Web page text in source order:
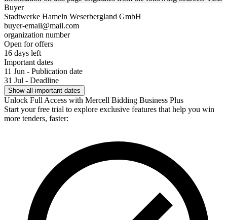
Buyer
Stadtwerke Hameln Weserbergland GmbH
buyer-email@mail.com
organization number
Open for offers
16 days left
Important dates
11 Jun - Publication date
31 Jul - Deadline
Show all important dates
Unlock Full Access with Mercell Bidding Business Plus
Start your free trial to explore exclusive features that help you win
more tenders, faster: